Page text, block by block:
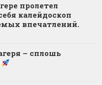
пролетел
калейдоскоп
впечатлений.
– сплошь